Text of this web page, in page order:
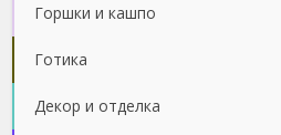
Горшки и кашпо
Готика
Декор и отделка